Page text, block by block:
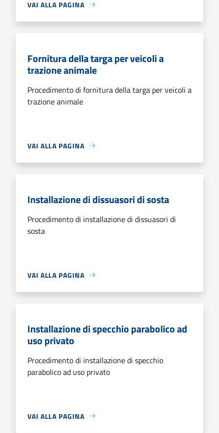
VAI ALLA PAGINA
Fornitura della targa per veicoli a
trazione animale
Procedimento di fornitura della targa per veicoli a
trazione animale
VAI ALLA PAGINA
Installazione di dissuasori di sosta
Procedimento di installazione di dissuasori di
sosta
VAI ALLA PAGINA
Installazione di specchio parabolico ad
uso privato
Procedimento di installazione di specchio
parabolico ad uso privato
VAI ALLA PAGINA